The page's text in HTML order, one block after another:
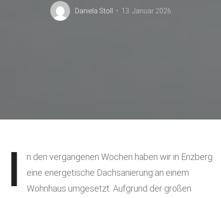
Daniela Stoll 13. Januar 2026
I
n den vergangenen Wochen haben wir in Enzberg
eine energetische Dachsanierung an einem
Wohnhaus umgesetzt. Aufgrund der großen